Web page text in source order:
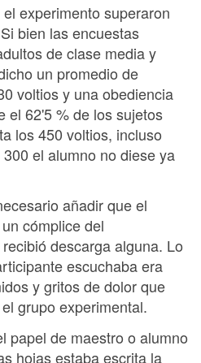
experimento superaron
bien las encuestas
de clase media y
un promedio de
voltios y una obediencia
el 62'5 % de los sujetos
los 450 voltios, incluso
el alumno no diese ya
añadir que el
cómplice del
descarga alguna. Lo
escuchaba era
y gritos de dolor que
grupo experimental.
papel de maestro o alumno
hojas estaba escrita la